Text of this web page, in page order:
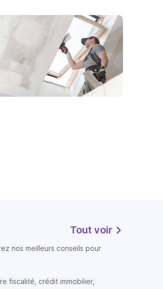
Tout voir
nos meilleurs conseils pour
fiscalité, crédit immobilier,